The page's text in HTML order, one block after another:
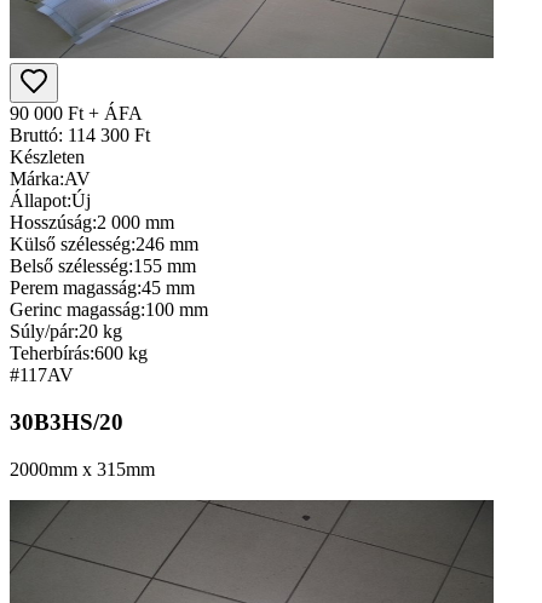
90 000 Ft + ÁFA
Bruttó: 114 300 Ft
Készleten
Márka:AV
Állapot:Új
Hosszúság:2 000 mm
Külső szélesség:246 mm
Belső szélesség:155 mm
Perem magasság:45 mm
Gerinc magasság:100 mm
Súly/pár:20 kg
Teherbírás:600 kg
#117AV
30B3HS/20
2000mm x 315mm